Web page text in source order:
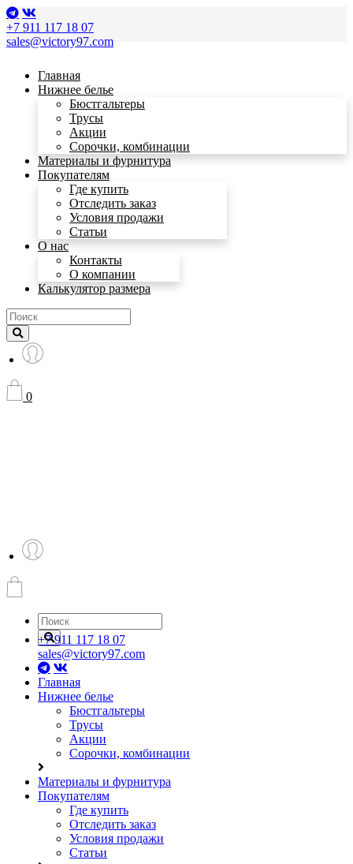
+7 911 117 18 07
sales@victory97.com
Главная
Нижнее белье
Бюстгальтеры
Трусы
Акции
Сорочки, комбинации
Материалы и фурнитура
Покупателям
Где купить
Отследить заказ
Условия продажи
Статьи
О нас
Контакты
О компании
Калькулятор размера
0
+7 911 117 18 07
sales@victory97.com
Главная
Нижнее белье
Бюстгальтеры
Трусы
Акции
Сорочки, комбинации
Материалы и фурнитура
Покупателям
Где купить
Отследить заказ
Условия продажи
Статьи